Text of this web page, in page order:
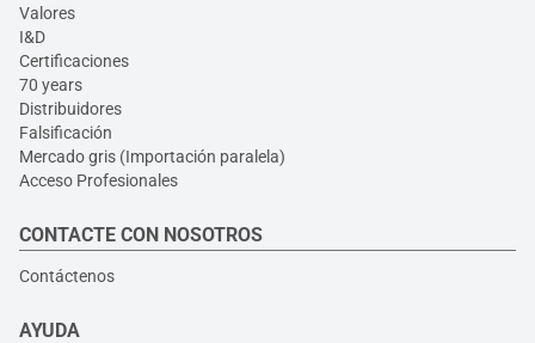
Valores
I&D
Certificaciones
70 years
Distribuidores
Falsificación
Mercado gris (Importación paralela)
Acceso Profesionales
CONTACTE CON NOSOTROS
Contáctenos
AYUDA